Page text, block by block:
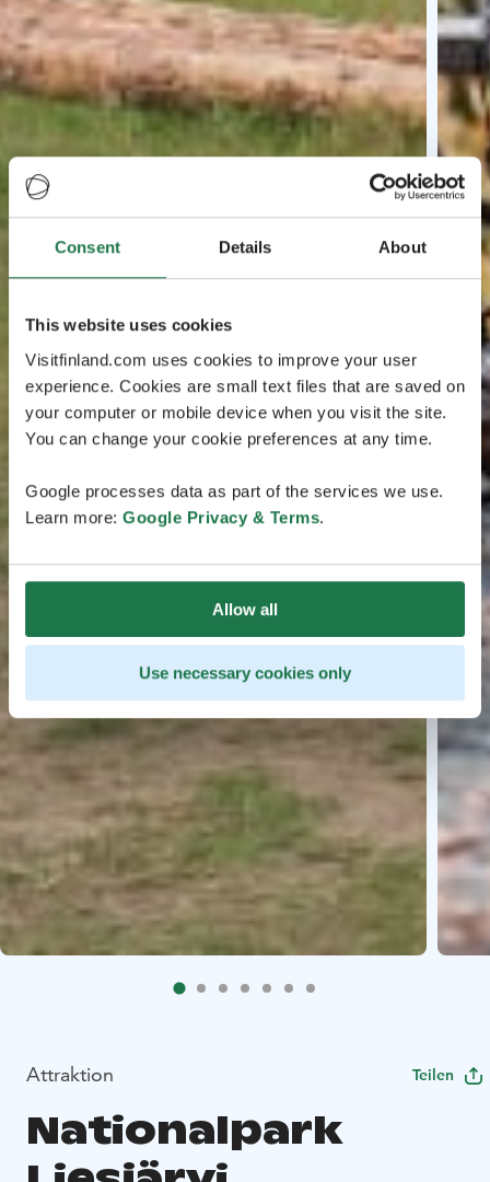
Consent Details About
This website uses cookies
Visitfinland.com uses cookies to improve your user
experience. Cookies are small text files that are saved on
your computer or mobile device when you visit the site.
You can change your cookie preferences at any time.
Google processes data as part of the services we use.
Learn more: Google Privacy & Terms.
Allow all
Use necessary cookies only
Attraktion Teilen
Nationalpark